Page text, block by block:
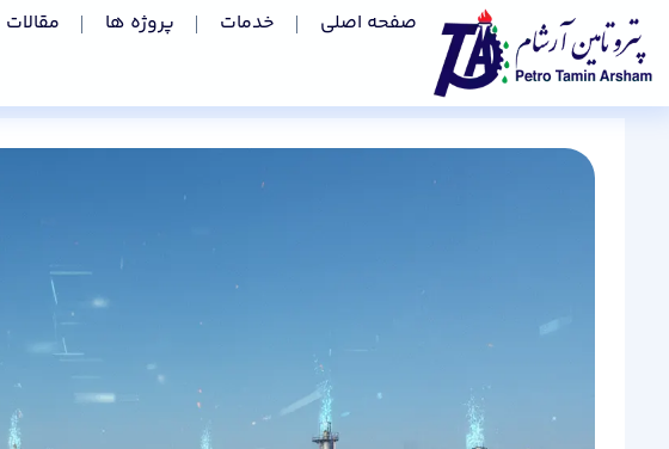
صفحه اصلی خدمات پروژه ها مقالات